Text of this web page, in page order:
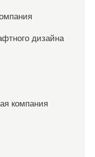
дизайна
компания